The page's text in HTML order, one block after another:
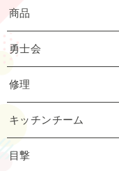
商品
勇士会
修理
キッチンチーム
目撃